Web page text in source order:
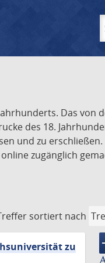
Das von
des 18.
und zu
zugänglich
sortiert nach
zu